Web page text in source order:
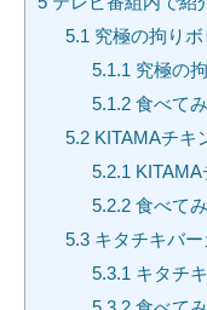
5.1 究極の拘り
5.1.1 究極の
5.1.2 食べて
5.2KITAMAチキ
5.2.1
5.2.2 食べて
5.3キタチキバー
5.3.1 キタチ